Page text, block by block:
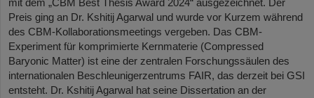
mit dem „CBM Best Thesis Award 2024“ ausgezeichnet. Der
Preis ging an Dr. Kshitij Agarwal und wurde vor Kurzem während
des CBM-Kollaborationsmeetings vergeben. Das CBM-
Experiment für komprimierte Kernmaterie (Compressed
Baryonic Matter) ist eine der zentralen Forschungssäulen des
internationalen Beschleunigerzentrums FAIR, das derzeit bei GSI
entsteht. Dr. Kshitij Agarwal hat seine Dissertation an der